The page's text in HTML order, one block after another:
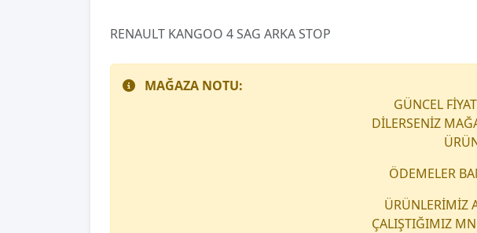
RENAULT KANGOO 4 SAG ARKA STOP
MAĞAZA NOTU:
GÜNCEL
DİLERSENİZ
ÖDEMELER
ÜRÜNLERİMİZ
ÇALIŞTIĞIMIZ